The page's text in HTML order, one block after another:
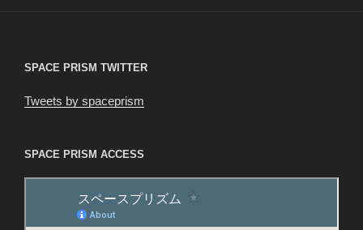
SPACE PRISM TWITTER
Tweets by spaceprism
SPACE PRISM ACCESS